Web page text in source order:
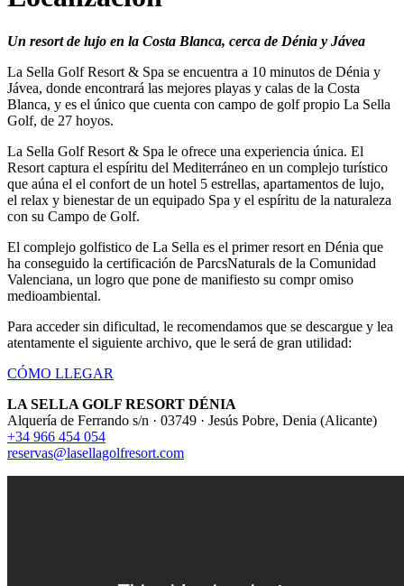
Un resort de lujo en la Costa Blanca, cerca de Dénia y Jávea
La Sella Golf Resort & Spa se encuentra a 10 minutos de Dénia y
Jávea, donde encontrará las mejores playas y calas de la Costa
Blanca, y es el único que cuenta con campo de golf propio La Sella
Golf, de 27 hoyos.
La Sella Golf Resort & Spa le ofrece una experiencia única. El
Resort captura el espíritu del Mediterráneo en un complejo turístico
que aúna el el confort de un hotel 5 estrellas, apartamentos de lujo,
el relax y bienestar de un equipado Spa y el espíritu de la naturaleza
con su Campo de Golf.
El complejo golfistico de La Sella es el primer resort en Dénia que
ha conseguido la certificación de ParcsNaturals de la Comunidad
Valenciana, un logro que pone de manifiesto su compr omiso
medioambiental.
Para acceder sin dificultad, le recomendamos que se descargue y lea
atentamente el siguiente archivo, que le será de gran utilidad:
CÓMO LLEGAR
LA SELLA GOLF RESORT DÉNIA
Alquería de Ferrando s/n · 03749 · Jesús Pobre, Denia (Alicante)
+34 966 454 054
reservas@lasellagolfresort.com